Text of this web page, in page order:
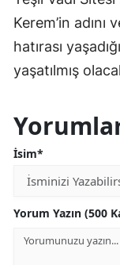
Kerem’in
hatırası
yaşatılmış
İsim*
Yorum Yazın (500